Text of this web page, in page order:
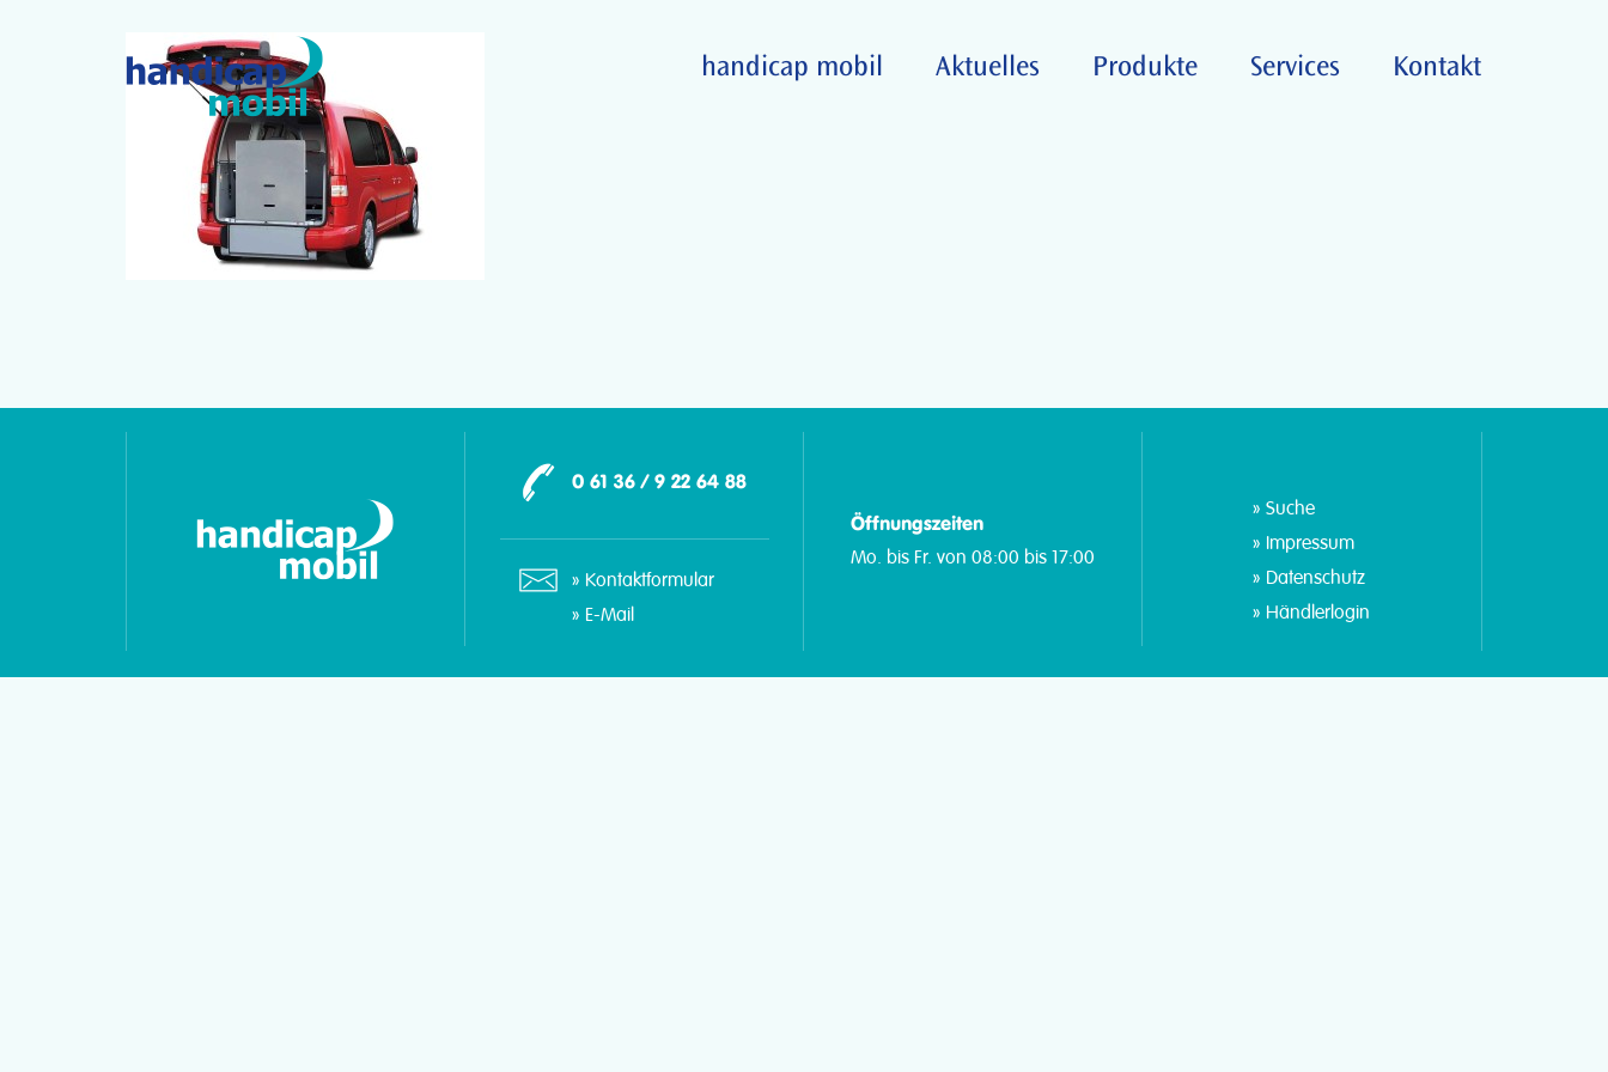
handicap mobil Aktuelles Produkte Services Kontakt
0 61 36 / 9 22 64 88
Kontaktformular
E-Mail
Öffnungszeiten
Mo. bis Fr. von 08:00 bis 17:00
Suche
Impressum
Datenschutz
Händlerlogin